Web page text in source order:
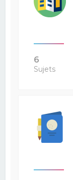
6
Sujets